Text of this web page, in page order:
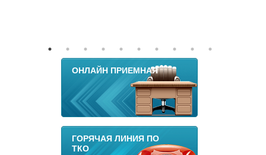
ОНЛАЙН ПРИЕМНАЯ
ГОРЯЧАЯ ЛИНИЯ ПО
ТКО